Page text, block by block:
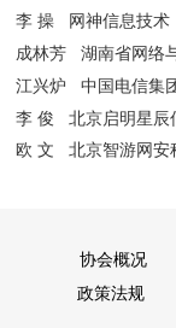
李操
网神信息技
成林芳
湖南省网络
江兴炉
中国电信集
李俊
北京启明星辰
欧文 北京智游网安
协会概况
政策法规